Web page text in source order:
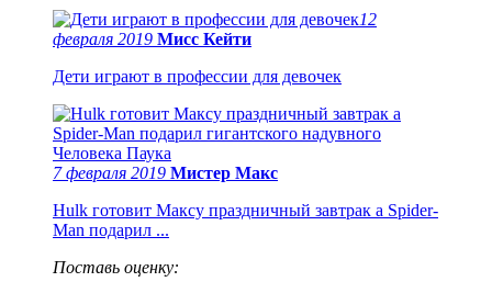
12
февраля 2019 Мисс Кейти
Дети играют в профессии для девочек
7 февраля 2019 Мистер Макс
Hulk готовит Максу праздничный завтрак а Spider-
Man подарил ...
Поставь оценку: